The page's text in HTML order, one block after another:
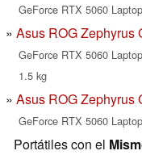
GeForce RTX 5060
Asus ROG Zephyrus
GeForce RTX 5060
1.5 kg
Asus ROG Zephyrus
GeForce RTX 5060
Portátiles con el